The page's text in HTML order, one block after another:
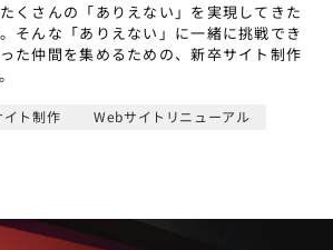
くさんの「ありえない」を実現してきた
そんな「ありえない」に一緒に挑戦でき
た仲間を集めるための、新卒サイト制作
イト制作 Webサイトリニューアル